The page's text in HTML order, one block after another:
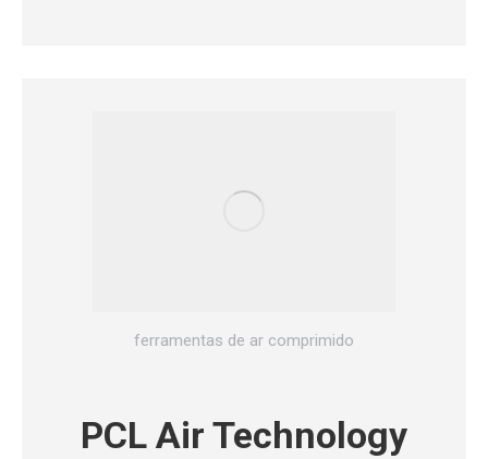
ferramentas de ar comprimido
PCL Air Technology